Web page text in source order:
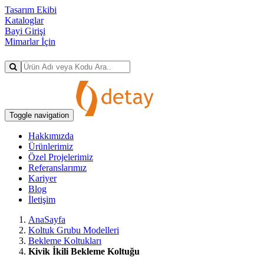
Tasarım Ekibi
Kataloglar
Bayi Girişi
Mimarlar İçin
Toggle navigation
Hakkımızda
Ürünlerimiz
Özel Projelerimiz
Referanslarımız
Kariyer
Blog
İletişim
AnaSayfa
Koltuk Grubu Modelleri
Bekleme Koltukları
Kivik İkili Bekleme Koltuğu